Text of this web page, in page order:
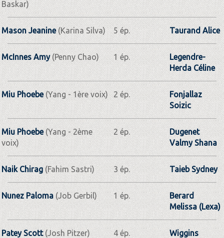
Baskar)
Mason Jeanine(Karina Silva) 5 ép. Taurand Alice
McInnes Amy(Penny Chao) 1 ép.
Legendre-
Herda Céline
Miu Phoebe(Yang - 1ère voix) 2 ép.
Fonjallaz
Soizic
Miu Phoebe(Yang - 2ème
voix)
2 ép.
Dugenet
Valmy Shana
Naik Chirag(Fahim Sastri) 3 ép. Taieb Sydney
Nunez Paloma (Job Gerbil) 1 ép.
Berard
Melissa (Lexa)
Patey Scott(Josh Pitzer) 4 ép.
Wiggins